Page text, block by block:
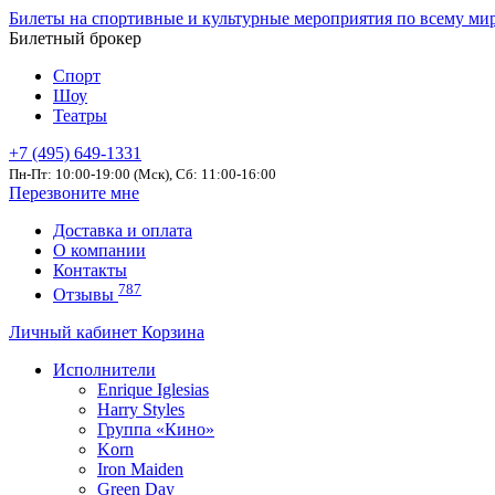
Билеты на спортивные и культурные мероприятия по всему
Билетный брокер
Спорт
Шоу
Театры
+7 (495) 649-1331
Пн-Пт: 10:00-19:00 (Мск), Сб: 11:00-16:00
Перезвоните мне
Доставка и оплата
О компании
Контакты
Отзывы 787
Личный кабинет Корзина
Исполнители
Enrique Iglesias
Harry Styles
Группа «Кино»
Korn
Iron Maiden
Green Day